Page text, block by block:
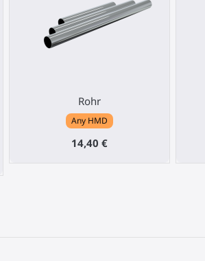
Rohr
Any HMD
14,40 €